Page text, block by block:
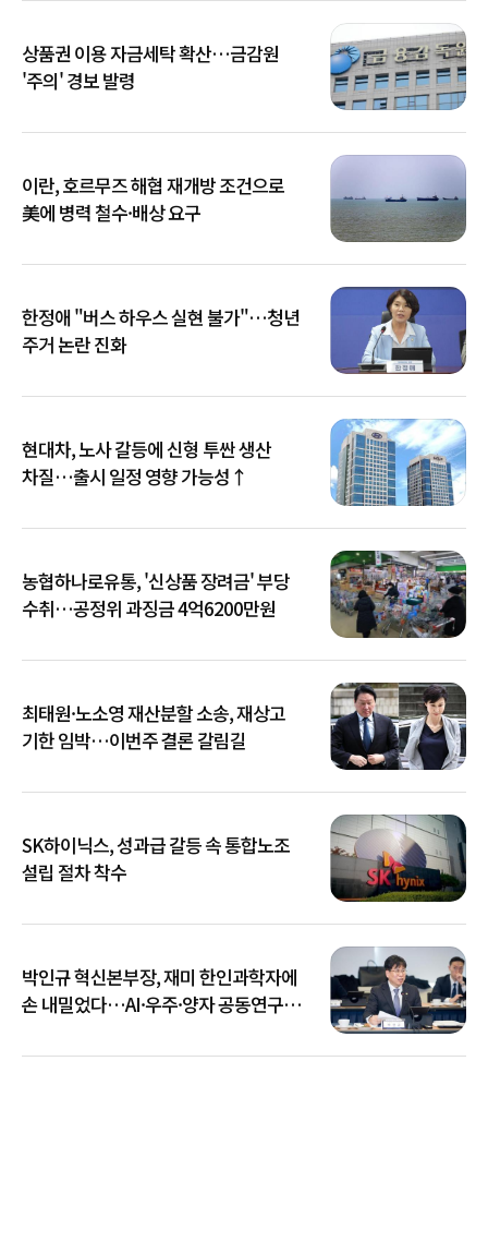
상품권 이용 자금세탁 확산…금감원
'주의' 경보 발령
이란, 호르무즈 해협 재개방 조건으로
美에 병력 철수·배상 요구
한정애 "버스 하우스 실현 불가"…청년
주거 논란 진화
현대차, 노사 갈등에 신형 투싼 생산
차질…출시 일정 영향 가능성↑
농협하나로유통, '신상품 장려금' 부당
수취…공정위 과징금 4억6200만원
최태원·노소영 재산분할 소송, 재상고
기한 임박…이번주 결론 갈림길
SK하이닉스, 성과급 갈등 속 통합노조
설립 절차 착수
박인규 혁신본부장, 재미 한인과학자에
손 내밀었다…AI·우주·양자 공동연구